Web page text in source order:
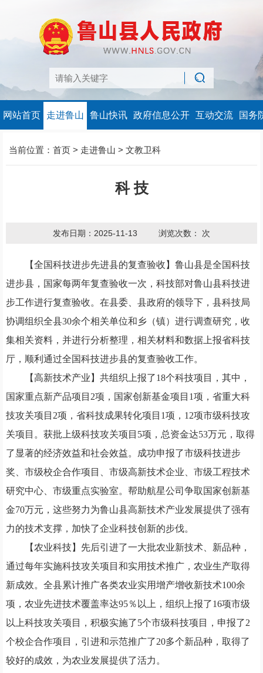
网站首页 走进鲁山 鲁山快讯 政府信息公开 互动交流 国务
当前位置： 首页 > 走进鲁山 > 文教卫科
科 技
发布日期：2025-11-13 浏览次数： 次
【全国科技进步先进县的复查验收】鲁山县是全国科技
进步县，国家每两年复查验收一次， 科技部对鲁山县科技进
步工作进行复查验收。在县委、县政府的领导下，县科技局
协调组织全县30余个相关单位和乡（镇）进行调查研究，收
集相关资料，并进行分析整理，相关材料和数据上报省科技
厅，顺利通过全国科技进步县的复查验收工作。
【高新技术产业】 共组织上报了18个科技项目，其中，
国家重点新产品项目 2项，国家创新基金项目 1项，省重大科
技攻关项目 2项，省科技成果转化项目 1项， 12项市级科技攻
关项目。获批上级科技攻关项目 5项，总资金达53万元，取得
了显著的经济效益和社会效益。成功申报了市级科技进步
奖、市级校企合作项目、市级高新技术企业、市级工程技术
研究中心、市级重点实验室。帮助航星公司争取国家创新基
金70万元，这些努力为鲁山县高新技术产业发展提供了强有
力的技术支撑，加快了企业科技创新的步伐。
【农业科技】 先后引进了一大批农业新技术、新品种，
通过每年实施科技攻关项目和实用技术推广，农业生产取得
新成效。全县累计推广各类农业实用增产增收新技术100余
项，农业先进技术覆盖率达95％以上， 组织上报了16项市级
以上科技攻关项目，积极实施了5个市级科技项目，申报了2
个校企合作项目，引进和示范推广了20多个新品种，取得了
较好的成效，为农业发展提供了活力。